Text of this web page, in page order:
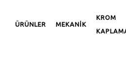
ÜRÜNLER MEKANİK
KROM